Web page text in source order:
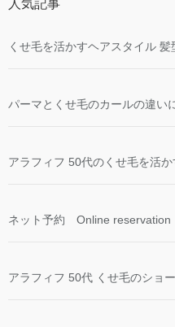
人気記事
くせ毛を活かすヘアスタイル 髪
パーマとくせ毛のカールの違い
アラフィフ 50代のくせ毛を活か
ネット予約 Online reservation
アラフィフ 50代 くせ毛のショ